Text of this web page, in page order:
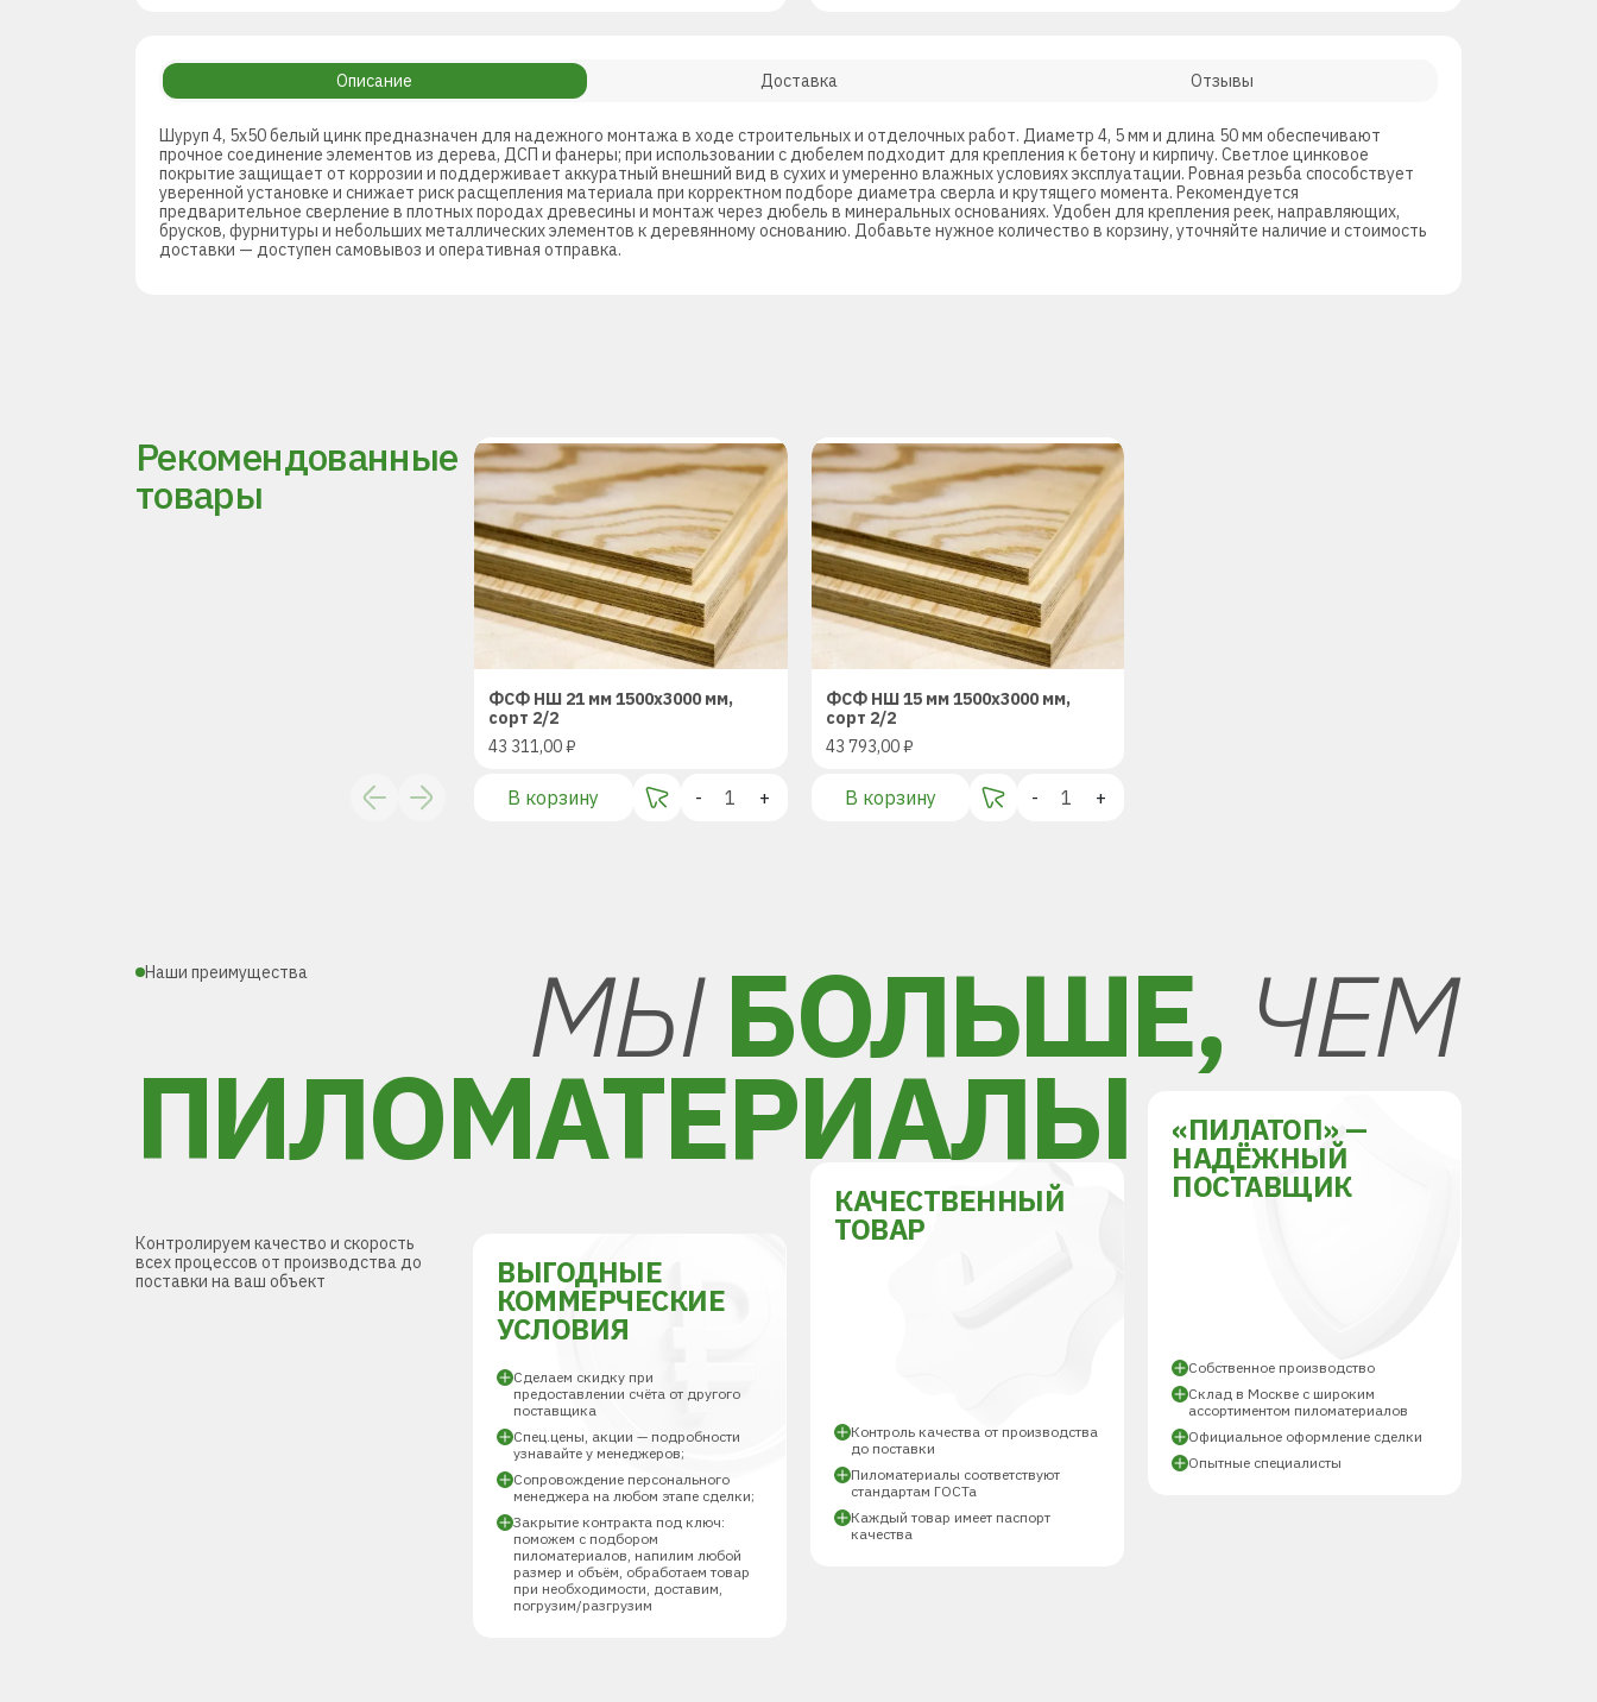
Описание Доставка Отзывы
Шуруп 4, 5х50 белый цинк предназначен для надежного монтажа в ходе строительных и отделочных работ. Диаметр 4, 5 мм и длина 50 мм обеспечивают
прочное соединение элементов из дерева, ДСП и фанеры; при использовании с дюбелем подходит для крепления к бетону и кирпичу. Светлое цинковое
покрытие защищает от коррозии и поддерживает аккуратный внешний вид в сухих и умеренно влажных условиях эксплуатации. Ровная резьба способствует
уверенной установке и снижает риск расщепления материала при корректном подборе диаметра сверла и крутящего момента. Рекомендуется
предварительное сверление в плотных породах древесины и монтаж через дюбель в минеральных основаниях. Удобен для крепления реек, направляющих,
брусков, фурнитуры и небольших металлических элементов к деревянному основанию. Добавьте нужное количество в корзину, уточняйте наличие и стоимость
доставки — доступен самовывоз и оперативная отправка.
Рекомендованные
товары
ФСФ НШ 21 мм 1500х3000 мм,
сорт 2/2
43 311,00₽
В корзину - +
ФСФ НШ 15 мм 1500х3000 мм,
сорт 2/2
43 793,00₽
В корзину - +
Наши преимущества МЫБОЛЬШЕ, ЧЕМ
ПИЛОМАТЕРИАЛЫ
Контролируем качество и скорость
всех процессов от производства до
поставки на ваш объект
ВЫГОДНЫЕ
КОММЕРЧЕСКИЕ
УСЛОВИЯ
Сделаем скидку при
предоставлении счёта от другого
поставщика
Спец.цены, акции — подробности
узнавайте у менеджеров;
Сопровождение персонального
менеджера на любом этапе сделки;
Закрытие контракта под ключ:
поможем с подбором
пиломатериалов, напилим любой
размер и объём, обработаем товар
при необходимости, доставим,
погрузим/разгрузим
КАЧЕСТВЕННЫЙ
ТОВАР
Контроль качества от производства
до поставки
Пиломатериалы соответствуют
стандартам ГОСТа
Каждый товар имеет паспорт
качества
«ПИЛАТОП» —
НАДЁЖНЫЙ
ПОСТАВЩИК
Собственное производство
Склад в Москве с широким
ассортиментом пиломатериалов
Официальное оформление сделки
Опытные специалисты